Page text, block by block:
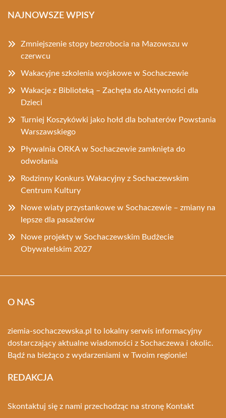
NAJNOWSZE WPISY
Zmniejszenie stopy bezrobocia na Mazowszu w
czerwcu
Wakacyjne szkolenia wojskowe w Sochaczewie
Wakacje z Biblioteką – Zachęta do Aktywności dla
Dzieci
Turniej Koszykówki jako hołd dla bohaterów Powstania
Warszawskiego
Pływalnia ORKA w Sochaczewie zamknięta do
odwołania
Rodzinny Konkurs Wakacyjny z Sochaczewskim
Centrum Kultury
Nowe wiaty przystankowe w Sochaczewie – zmiany na
lepsze dla pasażerów
Nowe projekty w Sochaczewskim Budżecie
Obywatelskim 2027
O NAS
ziemia-sochaczewska.pl to lokalny serwis informacyjny
dostarczający aktualne wiadomości z Sochaczewa i okolic.
Bądź na bieżąco z wydarzeniami w Twoim regionie!
REDAKCJA
Skontaktuj się z nami przechodząc na stronę Kontakt